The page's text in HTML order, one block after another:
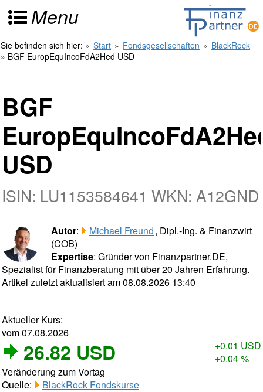
Menu
Sie befinden sich hier: » Start » Fondsgesellschaften » BlackRock
» BGF EuropEquIncoFdA2Hed USD
BGF
USD
ISIN: LU1153584641 WKN: A12GND
Autor: Michael Freund, Dipl.-Ing. & Finanzwirt
(COB)
Expertise: Gründer von Finanzpartner.DE,
Spezialist für Finanzberatung mit über 20 Jahren Erfahrung.
Artikel zuletzt aktualisiert am 08.08.2026 13:40
Aktueller Kurs:
vom 07.08.2026
26.82 USD
+0.01 USD
+0.04 %
Veränderung zum Vortag
Quelle:
BlackRock Fondskurse